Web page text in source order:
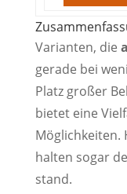
Varianten, die
gerade bei
Platz großer
bietet eine
Möglichkeiten.
halten sogar
stand.